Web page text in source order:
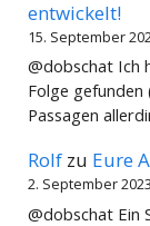
entwickelt!
15. September
@dobschat Ich
Folge
Passagen
Rolf zu Eure
2. September 2023
@dobschat Ein